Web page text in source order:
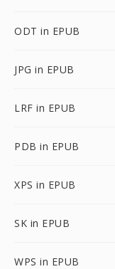
ODT in EPUB
JPG in EPUB
LRF in EPUB
PDB in EPUB
XPS in EPUB
SK in EPUB
WPS in EPUB